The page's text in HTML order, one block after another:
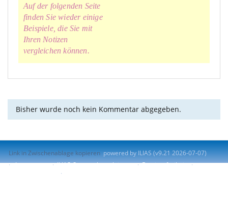
Auf der folgenden Seite
finden Sie wieder einige
Beispiele, die Sie mit
Ihren Notizen
vergleichen können.
Bisher wurde noch kein Kommentar abgegeben.
Link in Zwischenablage kopieren powered by ILIAS (v9.21 2026-07-07)
Impressum
ILIAS-Support kontaktieren
Barrierefreiheit